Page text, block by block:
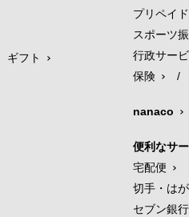
ギフト
プリペイ
スポーツ
行政サー
保険
/
nanaco
便利なサ
宅配便
切手・は
セブン銀